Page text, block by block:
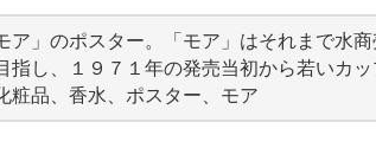
ア」のポスター。「モア」はそれまで水
し、１９７１年の発売当初から若いカ
粧品、香水、ポスター、モア